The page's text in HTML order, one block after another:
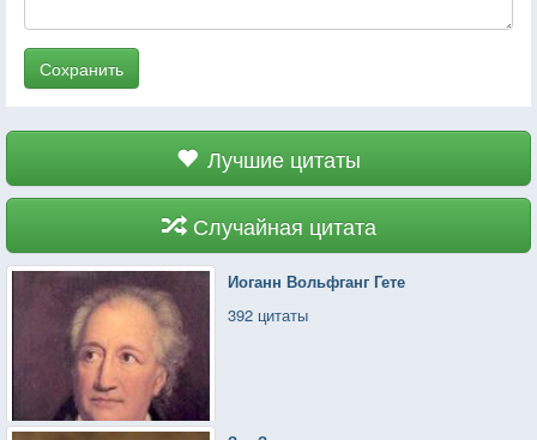
Сохранить
Лучшие цитаты
Случайная цитата
Иоганн Вольфганг Гете
392 цитаты